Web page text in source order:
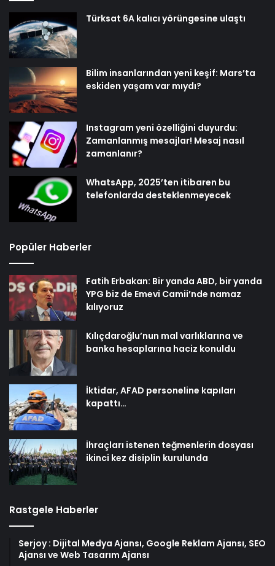
Türksat 6A kalıcı yörüngesine ulaştı
Bilim insanlarından yeni keşif: Mars’ta
eskiden yaşam var mıydı?
Instagram yeni özelliğini duyurdu:
Zamanlanmış mesajlar! Mesaj nasıl
zamanlanır?
WhatsApp, 2025’ten itibaren bu
telefonlarda desteklenmeyecek
Popüler Haberler
Fatih Erbakan: Bir yanda ABD, bir yanda
YPG biz de Emevi Camii’nde namaz
kılıyoruz
Kılıçdaroğlu’nun mal varlıklarına ve
banka hesaplarına haciz konuldu
İktidar, AFAD personeline kapıları
kapattı…
İhraçları istenen teğmenlerin dosyası
ikinci kez disiplin kurulunda
Rastgele Haberler
Serjoy : Dijital Medya Ajansı, Google Reklam Ajansı, SEO
Ajansı ve Web Tasarım Ajansı